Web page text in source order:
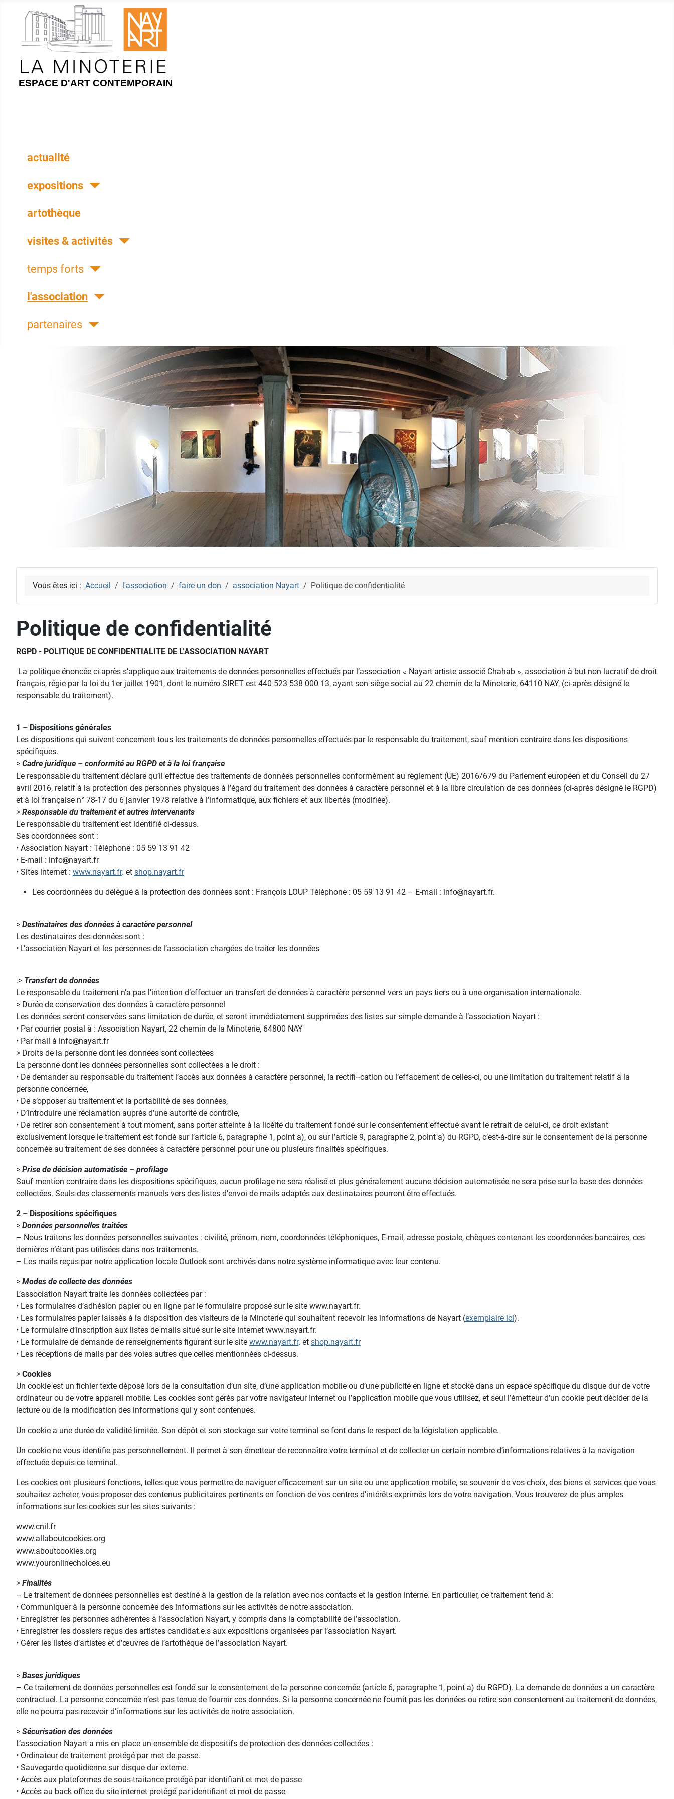
ESPACE D'ART CONTEMPORAIN
actualité
expositions
artothèque
visites & activités
temps forts
l'association
partenaires
Vous êtes ici : Accueil l'association faire un don association Nayart Politique de confidentialité
Politique de confidentialité
RGPD - POLITIQUE DE CONFIDENTIALITE DE L’ASSOCIATION NAYART
La politique énoncée ci-après s’applique aux traitements de données personnelles effectués par l’association « Nayart artiste associé Chahab », association à but non lucratif de droit
français, régie par la loi du 1er juillet 1901, dont le numéro SIRET est 440 523 538 000 13, ayant son siège social au 22 chemin de la Minoterie, 64110 NAY, (ci-après désigné le
responsable du traitement).
1 – Dispositions générales
Les dispositions qui suivent concernent tous les traitements de données personnelles effectués par le responsable du traitement, sauf mention contraire dans les dispositions
spécifiques.
> Cadre juridique – conformité au RGPD et à la loi française
Le responsable du traitement déclare qu’il effectue des traitements de données personnelles conformément au règlement (UE) 2016/679 du Parlement européen et du Conseil du 27
avril 2016, relatif à la protection des personnes physiques à l’égard du traitement des données à caractère personnel et à la libre circulation de ces données (ci-après désigné le RGPD)
et à loi française n° 78-17 du 6 janvier 1978 relative à l’informatique, aux fichiers et aux libertés (modifiée).
> Responsable du traitement et autres intervenants
Le responsable du traitement est identifié ci-dessus.
Ses coordonnées sont :
• Association Nayart : Téléphone : 05 59 13 91 42
• E-mail : info
nayart.fr
• Sites internet : www.nayart.fr. et shop.nayart.fr
Les coordonnées du délégué à la protection des données sont : François LOUP Téléphone : 05 59 13 91 42 – E-mail : info nayart.fr.
> Destinataires des données à caractère personnel
Les destinataires des données sont :
• L’association Nayart et les personnes de l’association chargées de traiter les données
.> Transfert de données
Le responsable du traitement n’a pas l’intention d’effectuer un transfert de données à caractère personnel vers un pays tiers ou à une organisation internationale.
> Durée de conservation des données à caractère personnel
Les données seront conservées sans limitation de durée, et seront immédiatement supprimées des listes sur simple demande à l’association Nayart :
• Par courrier postal à : Association Nayart, 22 chemin de la Minoterie, 64800 NAY
• Par mail à info
nayart.fr
> Droits de la personne dont les données sont collectées
La personne dont les données personnelles sont collectées a le droit :
• De demander au responsable du traitement l’accès aux données à caractère personnel, la rectifi¬cation ou l’effacement de celles-ci, ou une limitation du traitement relatif à la
personne concernée,
• De s’opposer au traitement et la portabilité de ses données,
• D’introduire une réclamation auprès d’une autorité de contrôle,
• De retirer son consentement à tout moment, sans porter atteinte à la licéité du traitement fondé sur le consentement effectué avant le retrait de celui-ci, ce droit existant
exclusivement lorsque le traitement est fondé sur l’article 6, paragraphe 1, point a), ou sur l’article 9, paragraphe 2, point a) du RGPD, c’est-à-dire sur le consentement de la personne
concernée au traitement de ses données à caractère personnel pour une ou plusieurs finalités spécifiques.
> Prise de décision automatisée – profilage
Sauf mention contraire dans les dispositions spécifiques, aucun profilage ne sera réalisé et plus généralement aucune décision automatisée ne sera prise sur la base des données
collectées. Seuls des classements manuels vers des listes d’envoi de mails adaptés aux destinataires pourront être effectués.
2 – Dispositions spécifiques
> Données personnelles traitées
– Nous traitons les données personnelles suivantes : civilité, prénom, nom, coordonnées téléphoniques, E-mail, adresse postale, chèques contenant les coordonnées bancaires, ces
dernières n’étant pas utilisées dans nos traitements.
– Les mails reçus par notre application locale Outlook sont archivés dans notre système informatique avec leur contenu.
> Modes de collecte des données
L’association Nayart traite les données collectées par :
• Les formulaires d’adhésion papier ou en ligne par le formulaire proposé sur le site www.nayart.fr.
• Les formulaires papier laissés à la disposition des visiteurs de la Minoterie qui souhaitent recevoir les informations de Nayart (exemplaire ici).
• Le formulaire d’inscription aux listes de mails situé sur le site internet www.nayart.fr.
• Le formulaire de demande de renseignements figurant sur le site www.nayart.fr. et shop.nayart.fr
• Les réceptions de mails par des voies autres que celles mentionnées ci-dessus.
> Cookies
Un cookie est un fichier texte déposé lors de la consultation d’un site, d’une application mobile ou d’une publicité en ligne et stocké dans un espace spécifique du disque dur de votre
ordinateur ou de votre appareil mobile. Les cookies sont gérés par votre navigateur Internet ou l’application mobile que vous utilisez, et seul l’émetteur d’un cookie peut décider de la
lecture ou de la modification des informations qui y sont contenues.
Un cookie a une durée de validité limitée. Son dépôt et son stockage sur votre terminal se font dans le respect de la législation applicable.
Un cookie ne vous identifie pas personnellement. Il permet à son émetteur de reconnaître votre terminal et de collecter un certain nombre d’informations relatives à la navigation
effectuée depuis ce terminal.
Les cookies ont plusieurs fonctions, telles que vous permettre de naviguer efficacement sur un site ou une application mobile, se souvenir de vos choix, des biens et services que vous
souhaitez acheter, vous proposer des contenus publicitaires pertinents en fonction de vos centres d’intérêts exprimés lors de votre navigation. Vous trouverez de plus amples
informations sur les cookies sur les sites suivants :
www.cnil.fr
www.allaboutcookies.org
www.aboutcookies.org
www.youronlinechoices.eu
> Finalités
– Le traitement de données personnelles est destiné à la gestion de la relation avec nos contacts et la gestion interne. En particulier, ce traitement tend à:
• Communiquer à la personne concernée des informations sur les activités de notre association.
• Enregistrer les personnes adhérentes à l’association Nayart, y compris dans la comptabilité de l’association.
• Enregistrer les dossiers reçus des artistes candidat.e.s aux expositions organisées par l’association Nayart.
• Gérer les listes d’artistes et d’œuvres de l’artothèque de l’association Nayart.
> Bases juridiques
– Ce traitement de données personnelles est fondé sur le consentement de la personne concernée (article 6, paragraphe 1, point a) du RGPD). La demande de données a un caractère
contractuel. La personne concernée n’est pas tenue de fournir ces données. Si la personne concernée ne fournit pas les données ou retire son consentement au traitement de données,
elle ne pourra pas recevoir d’informations sur les activités de notre association.
> Sécurisation des données
L’association Nayart a mis en place un ensemble de dispositifs de protection des données collectées :
• Ordinateur de traitement protégé par mot de passe.
• Sauvegarde quotidienne sur disque dur externe.
• Accès aux plateformes de sous-traitance protégé par identifiant et mot de passe
• Accès au back office du site internet protégé par identifiant et mot de passe